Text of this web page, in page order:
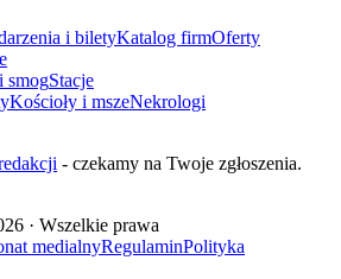
i biletyKatalog firmOferty
smogStacje
Kościoły i mszeNekrologi
- czekamy na Twoje zgłoszenia.
· Wszelkie prawa
medialnyRegulaminPolityka